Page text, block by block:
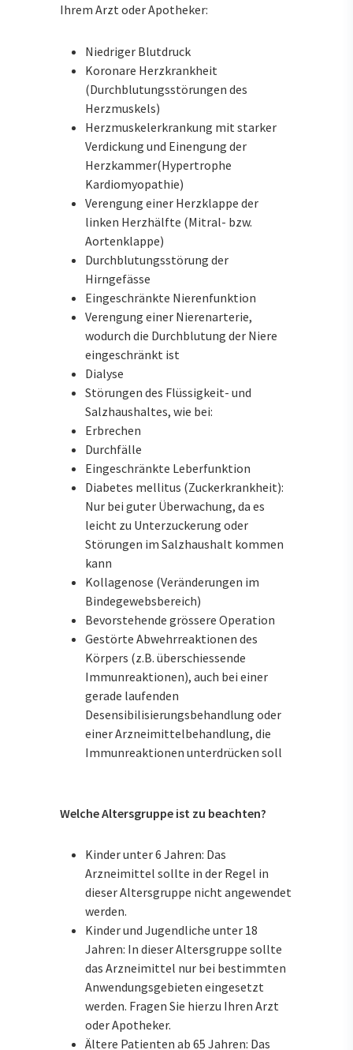
Ihrem Arzt oder Apotheker:
Niedriger Blutdruck
Koronare Herzkrankheit
(Durchblutungsstörungen des
Herzmuskels)
Herzmuskelerkrankung mit starker
Verdickung und Einengung der
Herzkammer(Hypertrophe
Kardiomyopathie)
Verengung einer Herzklappe der
linken Herzhälfte (Mitral- bzw.
Aortenklappe)
Durchblutungsstörung der
Hirngefässe
Eingeschränkte Nierenfunktion
Verengung einer Nierenarterie,
wodurch die Durchblutung der Niere
eingeschränkt ist
Dialyse
Störungen des Flüssigkeit- und
Salzhaushaltes, wie bei:
Erbrechen
Durchfälle
Eingeschränkte Leberfunktion
Diabetes mellitus (Zuckerkrankheit):
Nur bei guter Überwachung, da es
leicht zu Unterzuckerung oder
Störungen im Salzhaushalt kommen
kann
Kollagenose (Veränderungen im
Bindegewebsbereich)
Bevorstehende grössere Operation
Gestörte Abwehrreaktionen des
Körpers (z.B. überschiessende
Immunreaktionen), auch bei einer
gerade laufenden
Desensibilisierungsbehandlung oder
einer Arzneimittelbehandlung, die
Immunreaktionen unterdrücken soll
Welche Altersgruppe ist zu beachten?
Kinder unter 6 Jahren: Das
Arzneimittel sollte in der Regel in
dieser Altersgruppe nicht angewendet
werden.
Kinder und Jugendliche unter 18
Jahren: In dieser Altersgruppe sollte
das Arzneimittel nur bei bestimmten
Anwendungsgebieten eingesetzt
werden. Fragen Sie hierzu Ihren Arzt
oder Apotheker.
Ältere Patienten ab 65 Jahren: Das